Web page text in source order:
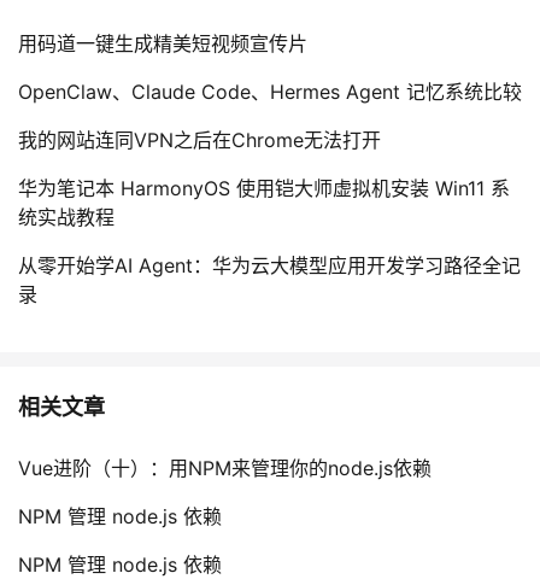
用码道一键生成精美短视频宣传片
OpenClaw、Claude Code、Hermes Agent 记忆系统比较
我的网站连同VPN之后在Chrome无法打开
华为笔记本 HarmonyOS 使用铠大师虚拟机安装 Win11 系
统实战教程
从零开始学AI Agent：华为云大模型应用开发学习路径全记
录
相关文章
Vue进阶（十）：用NPM来管理你的node.js依赖
NPM 管理 node.js 依赖
NPM 管理 node.js 依赖